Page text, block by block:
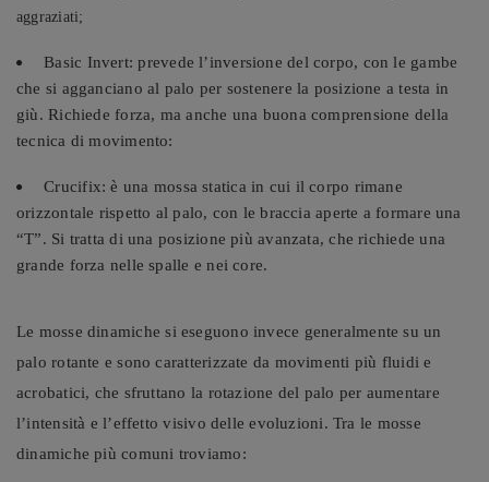
aggraziati;
Basic Invert: prevede l’inversione del corpo, con le gambe
che si agganciano al palo per sostenere la posizione a testa in
giù. Richiede forza, ma anche una buona comprensione della
tecnica di movimento:
Crucifix: è una mossa statica in cui il corpo rimane
orizzontale rispetto al palo, con le braccia aperte a formare una
“T”. Si tratta di una posizione più avanzata, che richiede una
grande forza nelle spalle e nei core.
Le mosse dinamiche si eseguono invece generalmente su un
palo rotante e sono caratterizzate da movimenti più fluidi e
acrobatici, che sfruttano la rotazione del palo per aumentare
l’intensità e l’effetto visivo delle evoluzioni. Tra le mosse
dinamiche più comuni troviamo: